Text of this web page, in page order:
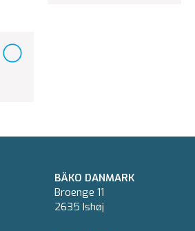
BÄKO DANMARK
Broenge 11
2635 Ishøj